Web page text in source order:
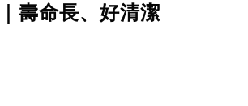
壽命長、好清潔